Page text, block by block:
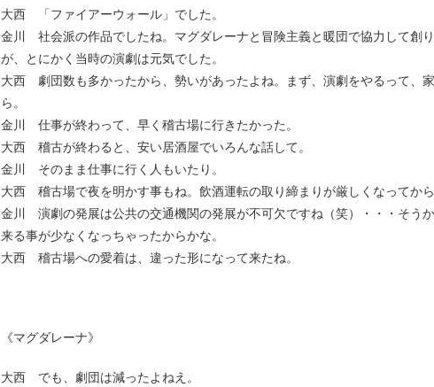
大西 「ファイアーウォール」でした。
金川 社会派の作品でしたね。マグダレーナと冒険主義と暖団で協力して創
が、とにかく当時の演劇は元気でした。
大西 劇団数も多かったから、勢いがあったよね。まず、演劇をやるって、
ら。
金川 仕事が終わって、早く稽古場に行きたかった。
大西 稽古が終わると、安い居酒屋でいろんな話して。
金川 そのまま仕事に行く人もいたり。
大西 稽古場で夜を明かす事もね。飲酒運転の取り締まりが厳しくなってか
金川 演劇の発展は公共の交通機関の発展が不可欠ですね（笑）・・・そう
来る事が少なくなっちゃったからかな。
大西 稽古場への愛着は、違った形になって来たね。
《マグダレーナ》
大西 でも、劇団は減ったよねえ。